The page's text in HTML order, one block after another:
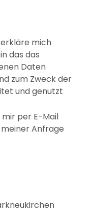
mich
das das
Daten
zum Zweck der
und genutzt
per E-Mail
Anfrage